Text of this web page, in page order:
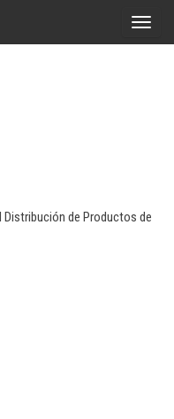
A
l
Distribución de Productos de